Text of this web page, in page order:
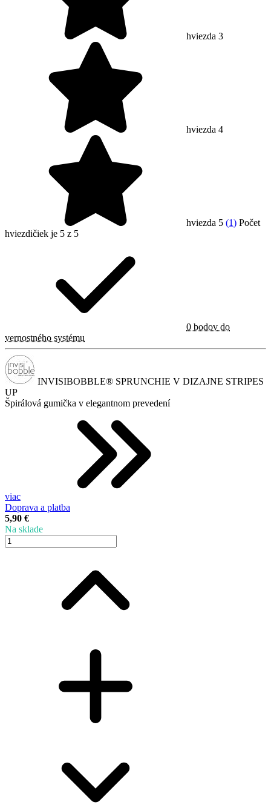
hviezda 3
hviezda 4
hviezda 5 (1) Počet
hviezdičiek je 5 z 5
0 bodov do
vernostného systému
INVISIBOBBLE® SPRUNCHIE V DIZAJNE STRIPES
UP
Špirálová gumička v elegantnom prevedení
viac
Doprava a platba
5,90 €
Na sklade